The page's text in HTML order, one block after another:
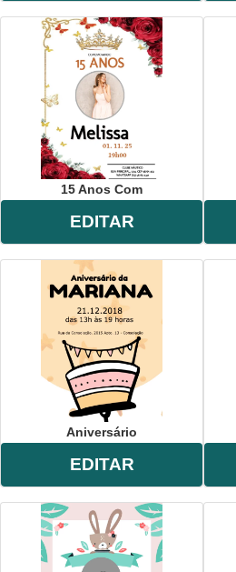
15 Anos Com
EDITAR
Aniversário
EDITAR